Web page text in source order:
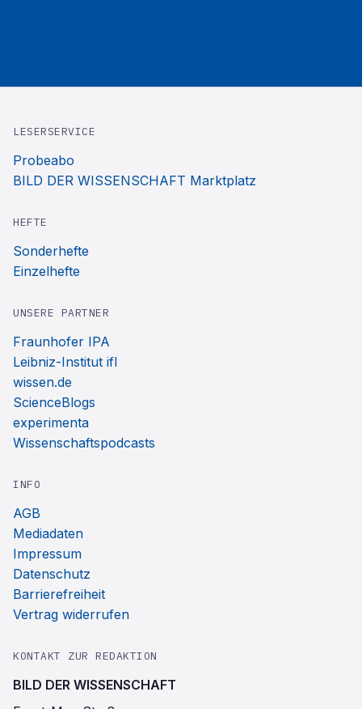
LESERSERVICE
Probeabo
BILD DER WISSENSCHAFT Marktplatz
HEFTE
Sonderhefte
Einzelhefte
UNSERE PARTNER
Fraunhofer IPA
Leibniz-Institut ifl
wissen.de
ScienceBlogs
experimenta
Wissenschaftspodcasts
INFO
AGB
Mediadaten
Impressum
Datenschutz
Barrierefreiheit
Vertrag widerrufen
KONTAKT ZUR REDAKTION
BILD DER WISSENSCHAFT